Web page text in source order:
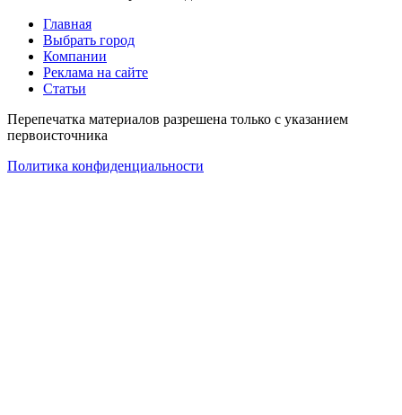
Главная
Выбрать город
Компании
Реклама на сайте
Статьи
Перепечатка материалов разрешена только с указанием
первоисточника
Политика конфиденциальности